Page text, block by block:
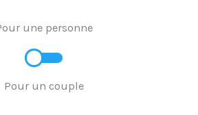
une personne
Pour un couple